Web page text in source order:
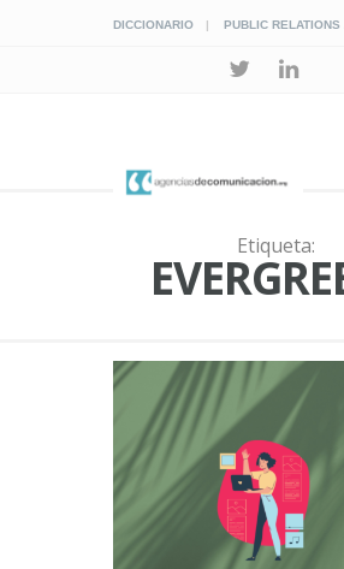
DICCIONARIO PUBLIC RELATIONS
Etiqueta: